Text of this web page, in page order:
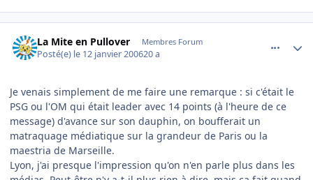
La Mite en Pullover Membres Forum
Posté(e) le 12 janvier 200620 a
Je venais simplement de me faire une remarque : si c'était le
PSG ou l'OM qui était leader avec 14 points (à l'heure de ce
message) d'avance sur son dauphin, on boufferait un
matraquage médiatique sur la grandeur de Paris ou la
maestria de Marseille.
Lyon, j'ai presque l'impression qu'on n'en parle plus dans les